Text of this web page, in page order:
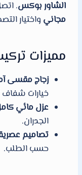
الشاور بوكس.
مجاني واختيار
مميزات
زجاج مقسى
خيارات شفاف
عزل مائي
الجدران.
تصاميم
حسب الطلب.